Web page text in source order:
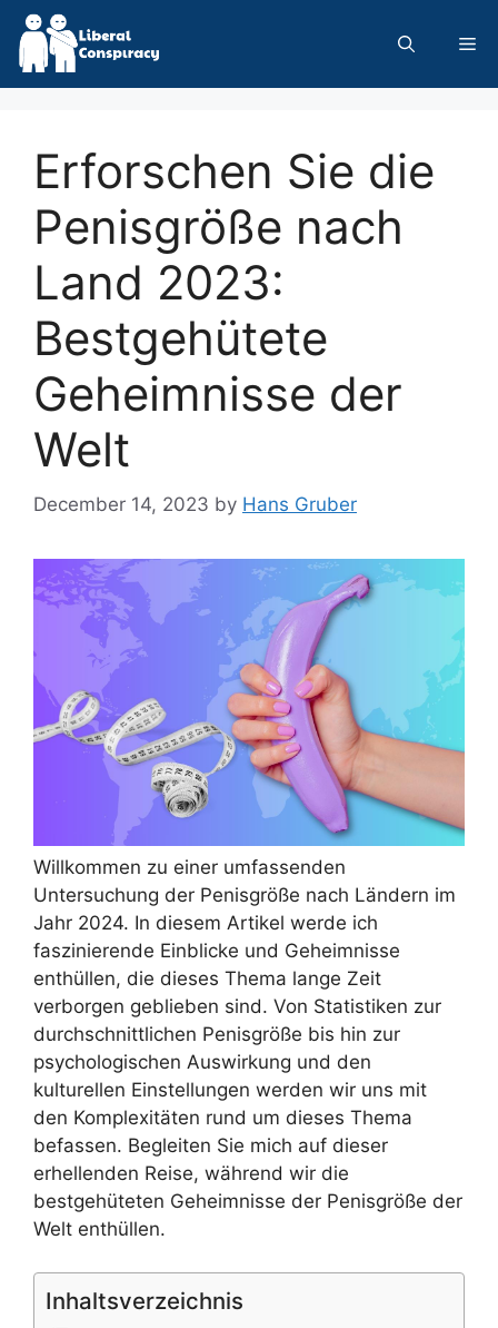
Skip
content
Erforschen Sie die
Penisgröße nach
Land 2023:
Bestgehütete
Geheimnisse der
Welt
December 14, 2023 by Hans Gruber
Willkommen zu einer umfassenden
Untersuchung der Penisgröße nach Ländern im
Jahr 2024. In diesem Artikel werde ich
faszinierende Einblicke und Geheimnisse
enthüllen, die dieses Thema lange Zeit
verborgen geblieben sind. Von Statistiken zur
durchschnittlichen Penisgröße bis hin zur
psychologischen Auswirkung und den
kulturellen Einstellungen werden wir uns mit
den Komplexitäten rund um dieses Thema
befassen. Begleiten Sie mich auf dieser
erhellenden Reise, während wir die
bestgehüteten Geheimnisse der Penisgröße der
Welt enthüllen.
Inhaltsverzeichnis